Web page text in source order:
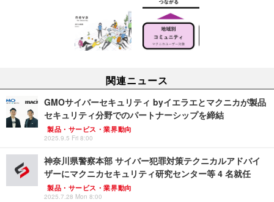
関連ニュース
GMOサイバーセキュリティ byイエラエとマクニカが製品
セキュリティ分野でのパートナーシップを締結
製品・サービス・業界動向
2025.9.5 Fri 8:00
神奈川県警察本部 サイバー犯罪対策テクニカルアドバイ
ザーにマクニカセキュリティ研究センター等 4 名就任
製品・サービス・業界動向
2025.7.28 Mon 8:00